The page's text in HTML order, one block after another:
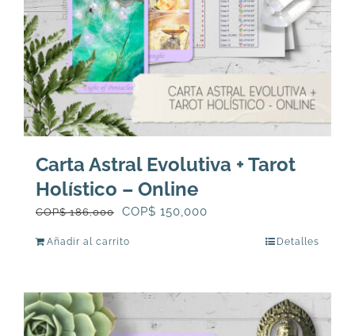
CONTACTO
Carrito
Carta Astral Evolutiva + Tarot
Holístico – Online
COP$186,000
El
COP$
186,000.
COP$ 150,000
COP$
150,000.
Añadir al carrito Detalles